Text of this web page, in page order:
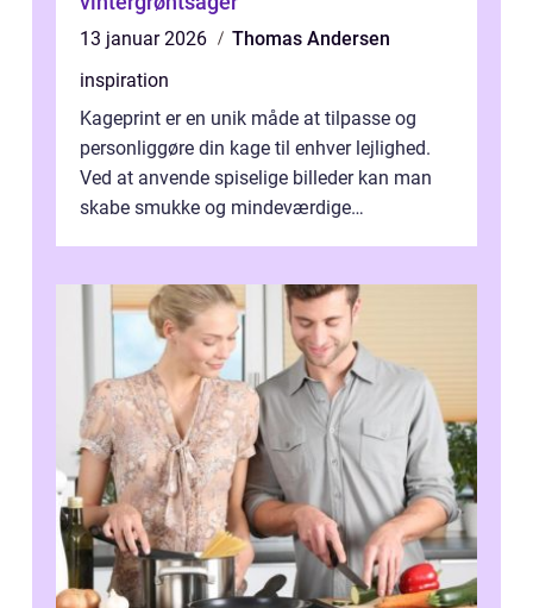
13 januar 2026
Thomas Andersen
inspiration
Kageprint er en unik måde at tilpasse og
personliggøre din kage til enhver lejlighed.
Ved at anvende spiselige billeder kan man
skabe smukke og mindeværdige